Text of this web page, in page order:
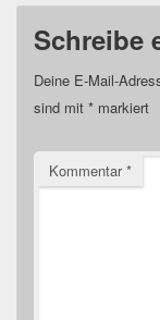
Schreibe
Deine E-Mail-
sind mit * markiert
Kommentar*